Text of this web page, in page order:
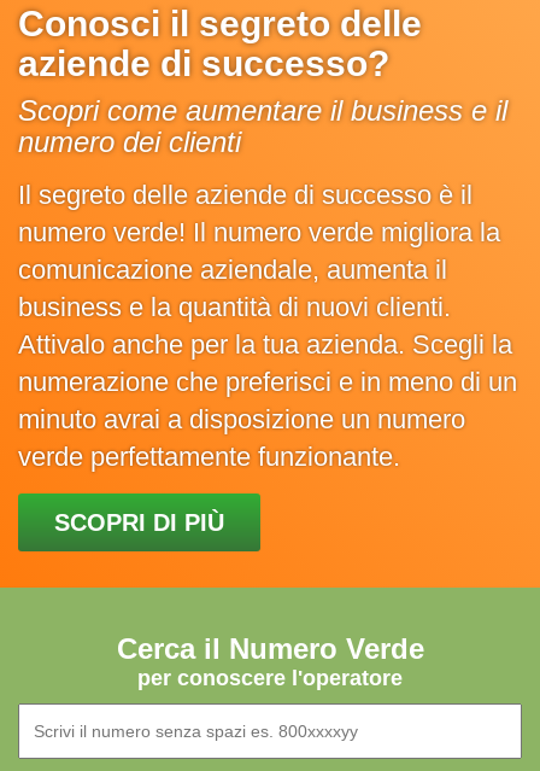
Conosci il segreto delle
aziende di successo?
Scopri come aumentare il business e il
numero dei clienti
Il segreto delle aziende di successo è il
numero verde! Il numero verde migliora la
comunicazione aziendale, aumenta il
business e la quantità di nuovi clienti.
Attivalo anche per la tua azienda. Scegli la
numerazione che preferisci e in meno di un
minuto avrai a disposizione un numero
verde perfettamente funzionante.
SCOPRI DI PIÙ
Cerca il Numero Verde
per conoscere l'operatore